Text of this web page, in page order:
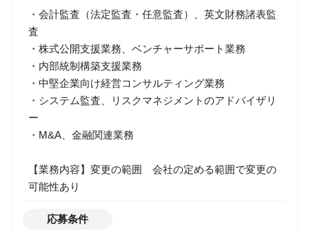
・会計監査（法定監査・任意監査）、英文財務諸表監
査
・株式公開支援業務、ベンチャーサポート業務
・内部統制構築支援業務
・中堅企業向け経営コンサルティング業務
・システム監査、リスクマネジメントのアドバイザリ
ー
・M&A、金融関連業務
【業務内容】変更の範囲 会社の定める範囲で変更の
可能性あり
応募条件